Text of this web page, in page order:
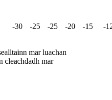
-30 -25 -25 -20 -15 -
mar luachan
cleachdadh mar